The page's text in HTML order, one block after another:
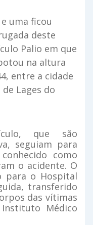
uma ficou
deste
Palio em que
na altura
entre a cidade
Lages do
que são
seguiam para
como
o acidente. O
para o Hospital
transferido
das vítimas
Médico